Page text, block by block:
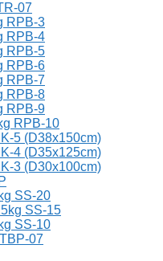
07
RPB-3
RPB-4
RPB-5
RPB-6
RPB-7
RPB-8
RPB-9
RPB-10
5 (D38x150cm)
4 (D35x125cm)
3 (D30x100cm)
SS-20
SS-15
SS-10
07